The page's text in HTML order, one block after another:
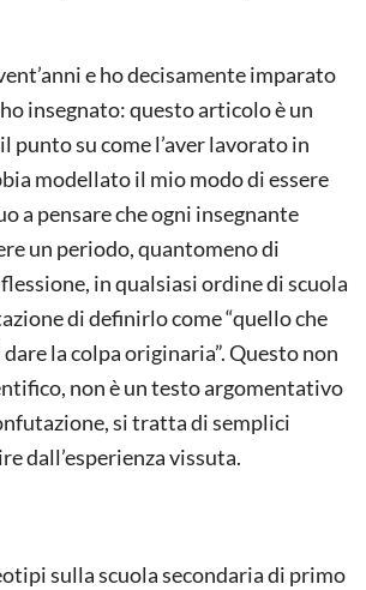
e ho decisamente imparato
insegnato: questo articolo è un
punto su come l’aver lavorato in
modellato il mio modo di essere
a pensare che ogni insegnante
un periodo, quantomeno di
in qualsiasi ordine di scuola
di definirlo come “quello che
la colpa originaria”. Questo non
non è un testo argomentativo
si tratta di semplici
dall’esperienza vissuta.
sulla scuola secondaria di primo